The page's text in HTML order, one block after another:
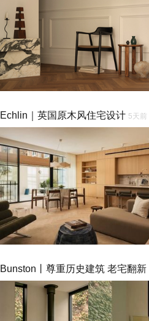
Echlin｜英国原木风住宅设计 5天前
Bunston丨尊重历史建筑 老宅翻新